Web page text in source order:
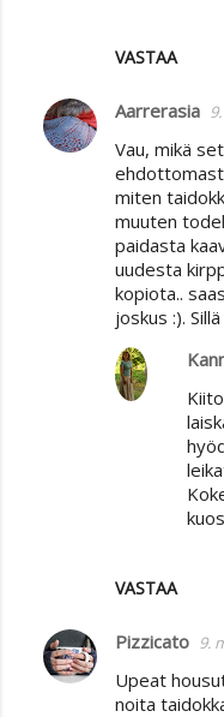
VASTAA
Aarrerasia
Vau, mikä
miten
muuten
paidasta
uudesta
kopiota..
joskus :).
VASTAA
Pizzicato 9.
Upeat
noita